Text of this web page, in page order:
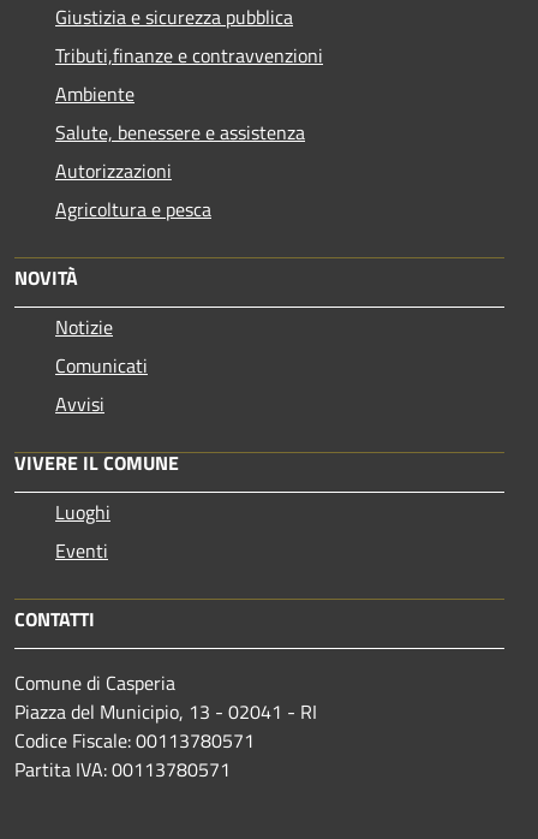
Giustizia e sicurezza pubblica
Tributi,finanze e contravvenzioni
Ambiente
Salute, benessere e assistenza
Autorizzazioni
Agricoltura e pesca
NOVITÀ
Notizie
Comunicati
Avvisi
VIVERE IL COMUNE
Luoghi
Eventi
CONTATTI
Comune di Casperia
Piazza del Municipio, 13 - 02041 - RI
Codice Fiscale: 00113780571
Partita IVA: 00113780571